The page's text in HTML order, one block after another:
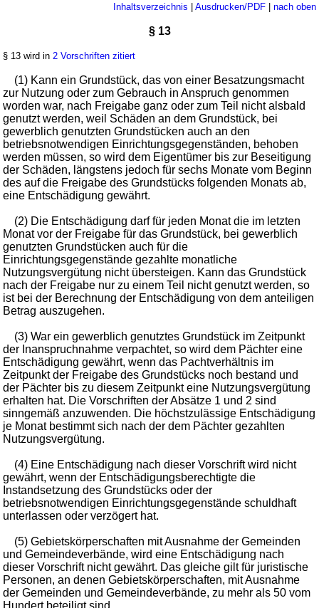
Inhaltsverzeichnis Ausdrucken/PDF| nach oben
§ 13
§ 13 wird in2 Vorschriften zitiert
(1) Kann ein Grundstück, das von einer Besatzungsmacht
zur Nutzung oder zum Gebrauch in Anspruch genommen
worden war, nach Freigabe ganz oder zum Teil nicht alsbald
genutzt werden, weil Schäden an dem Grundstück, bei
gewerblich genutzten Grundstücken auch an den
betriebsnotwendigen Einrichtungsgegenständen, behoben
werden müssen, so wird dem Eigentümer bis zur Beseitigung
der Schäden, längstens jedoch für sechs Monate vom Beginn
des auf die Freigabe des Grundstücks folgenden Monats ab,
eine Entschädigung gewährt.
(2) Die Entschädigung darf für jeden Monat die im letzten
Monat vor der Freigabe für das Grundstück, bei gewerblich
genutzten Grundstücken auch für die
Einrichtungsgegenstände gezahlte monatliche
Nutzungsvergütung nicht übersteigen. Kann das Grundstück
nach der Freigabe nur zu einem Teil nicht genutzt werden, so
ist bei der Berechnung der Entschädigung von dem anteiligen
Betrag auszugehen.
(3) War ein gewerblich genutztes Grundstück im Zeitpunkt
der Inanspruchnahme verpachtet, so wird dem Pächter eine
Entschädigung gewährt, wenn das Pachtverhältnis im
Zeitpunkt der Freigabe des Grundstücks noch bestand und
der Pächter bis zu diesem Zeitpunkt eine Nutzungsvergütung
erhalten hat. Die Vorschriften der Absätze 1 und 2 sind
sinngemäß anzuwenden. Die höchstzulässige Entschädigung
je Monat bestimmt sich nach der dem Pächter gezahlten
Nutzungsvergütung.
(4) Eine Entschädigung nach dieser Vorschrift wird nicht
gewährt, wenn der Entschädigungsberechtigte die
Instandsetzung des Grundstücks oder der
betriebsnotwendigen Einrichtungsgegenstände schuldhaft
unterlassen oder verzögert hat.
(5) Gebietskörperschaften mit Ausnahme der Gemeinden
und Gemeindeverbände, wird eine Entschädigung nach
dieser Vorschrift nicht gewährt. Das gleiche gilt für juristische
Personen, an denen Gebietskörperschaften, mit Ausnahme
der Gemeinden und Gemeindeverbände, zu mehr als 50 vom